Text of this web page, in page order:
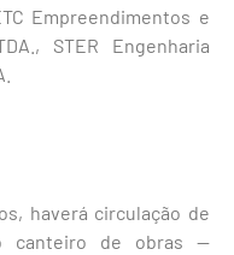
Empreendimentos e
STER Engenharia
haverá circulação de
canteiro de obras —